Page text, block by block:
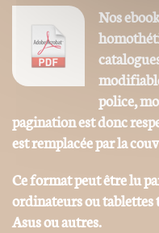
Nos
police,
pagination est donc
est remplacée par la
Ce format peut être lu
ordinateurs ou tablettes
Asus ou autres.